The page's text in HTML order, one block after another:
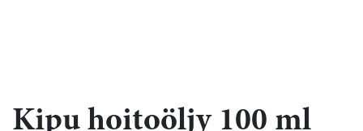
Kipu hoitoöljy 100 ml